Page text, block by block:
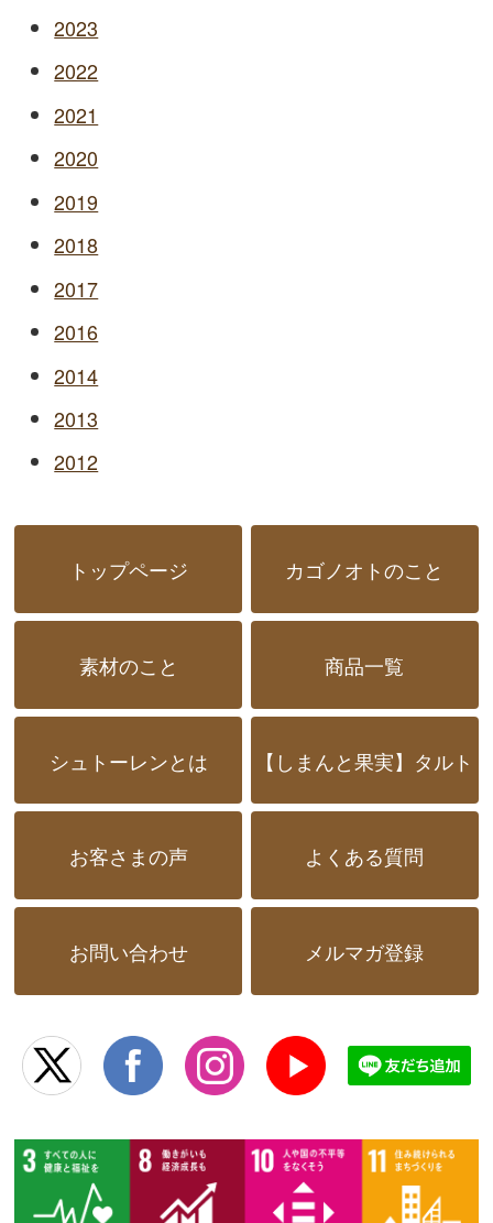
2023
2022
2021
2020
2019
2018
2017
2016
2014
2013
2012
トップページ カゴノオトのこと
素材のこと 商品一覧
シュトーレンとは 【しまんと果実】タルト
お客さまの声 よくある質問
お問い合わせ メルマガ登録